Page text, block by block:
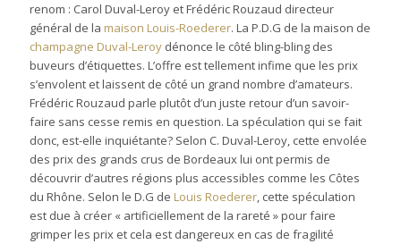
renom : Carol Duval-Leroy et Frédéric Rouzaud directeur
général de la maison Louis-Roederer. La P.D.G de la maison de
champagne Duval-Leroy dénonce le côté bling-bling des
buveurs d’étiquettes. L’offre est tellement infime que les prix
s’envolent et laissent de côté un grand nombre d’amateurs.
Frédéric Rouzaud parle plutôt d’un juste retour d’un savoir-
faire sans cesse remis en question. La spéculation qui se fait
donc, est-elle inquiétante? Selon C. Duval-Leroy, cette envolée
des prix des grands crus de Bordeaux lui ont permis de
découvrir d’autres régions plus accessibles comme les Côtes
du Rhône. Selon le D.G de Louis Roederer, cette spéculation
est due à créer « artificiellement de la rareté » pour faire
grimper les prix et cela est dangereux en cas de fragilité